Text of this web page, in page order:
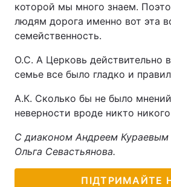
которой мы много знаем.
людям дорога именно вот эта
семейственность.
О.С. А Церковь действительно
семье все было гладко и
А.К. Сколько бы не было
неверности вроде никто
С диаконом Андреем Кураевым
Ольга Севастьянова.
ПІДТРИМАЙТЕ